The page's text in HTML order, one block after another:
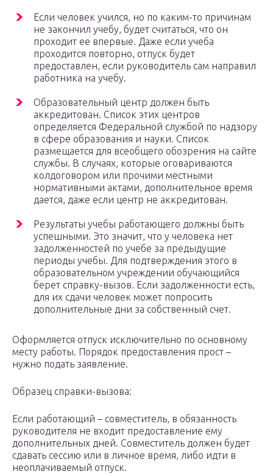
Если человек учился, но по каким-то причинам
не закончил учебу, будет считаться, что он
проходит ее впервые. Даже если учеба
проходится повторно, отпуск будет
предоставлен, если руководитель сам направил
работника на учебу.
Образовательный центр должен быть
аккредитован. Список этих центров
определяется Федеральной службой по надзору
в сфере образования и науки. Список
размещается для всеобщего обозрения на сайте
службы. В случаях, которые оговариваются
колдоговором или прочими местными
нормативными актами, дополнительное время
дается, даже если центр не аккредитован.
Результаты учебы работающего должны быть
успешными. Это значит, что у человека нет
задолженностей по учебе за предыдущие
периоды учебы. Для подтверждения этого в
образовательном учреждении обучающийся
берет справку-вызов. Если задолженности есть,
для их сдачи человек может попросить
дополнительные дни за собственный счет.
Оформляется отпуск исключительно по основному
месту работы. Порядок предоставления прост –
нужно подать заявление.
Образец справки-вызова:
Если работающий – совместитель, в обязанность
руководителя не входит предоставление ему
дополнительных дней. Совместитель должен будет
сдавать сессию или в личное время, либо идти в
неоплачиваемый отпуск.